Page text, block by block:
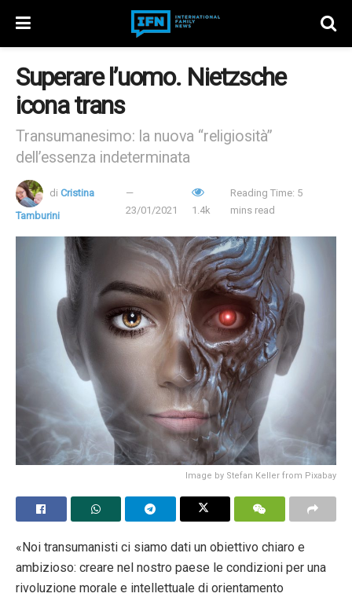
Superare l’uomo. Nietzsche
icona trans
Transumanesimo: la nuova “religiosità”
dell’essenza indeterminata
di Cristina
Tamburini
23/01/2021 1.4k
Reading Time: 5
mins read
Image by Stefan Keller from Pixabay
«Noi transumanisti ci siamo dati un obiettivo chiaro e
ambizioso: creare nel nostro paese le condizioni per una
rivoluzione morale e intellettuale di orientamento